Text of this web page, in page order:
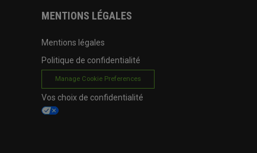
MENTIONS LÉGALES
Mentions légales
Politique de confidentialité
Manage Cookie Preferences
Vos choix de confidentialité